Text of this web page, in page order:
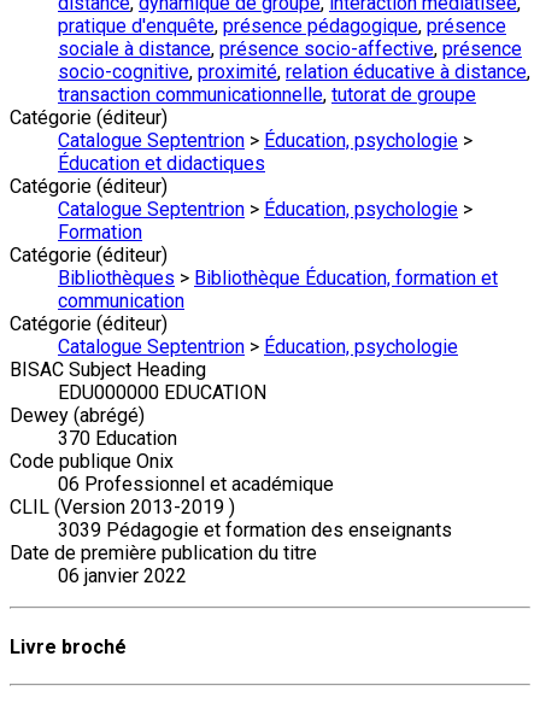
pratique d'enquête, présence pédagogique, présence
sociale à distance, présence socio-affective, présence
socio-cognitive, proximité, relation éducative à distance,
transaction communicationnelle, tutorat de groupe
Catégorie (éditeur)
Catalogue Septentrion > Éducation, psychologie >
Éducation et didactiques
Catégorie (éditeur)
Catalogue Septentrion > Éducation, psychologie >
Formation
Catégorie (éditeur)
Bibliothèques > Bibliothèque Éducation, formation et
communication
Catégorie (éditeur)
Catalogue Septentrion > Éducation, psychologie
BISAC Subject Heading
EDU000000 EDUCATION
Dewey (abrégé)
370 Education
Code publique Onix
06 Professionnel et académique
CLIL (Version 2013-2019 )
3039 Pédagogie et formation des enseignants
Date de première publication du titre
06 janvier 2022
Livre broché